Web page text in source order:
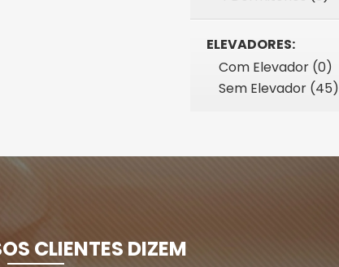
ELEVADORES:
Com Elevador (0)
Sem Elevador (45)
CLIENTES DIZEM